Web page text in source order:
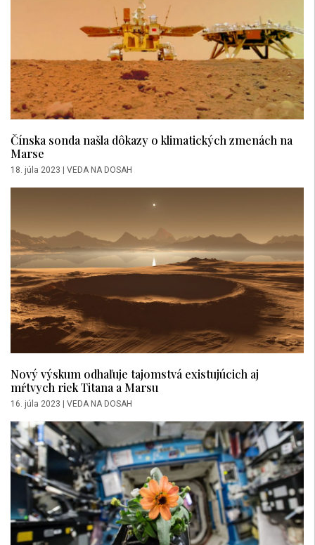
Čínska sonda našla dôkazy o klimatických zmenách na
Marse
18. júla 2023 VEDA NA DOSAH
Nový výskum odhaľuje tajomstvá existujúcich aj
mŕtvych riek Titana a Marsu
16. júla 2023 VEDA NA DOSAH